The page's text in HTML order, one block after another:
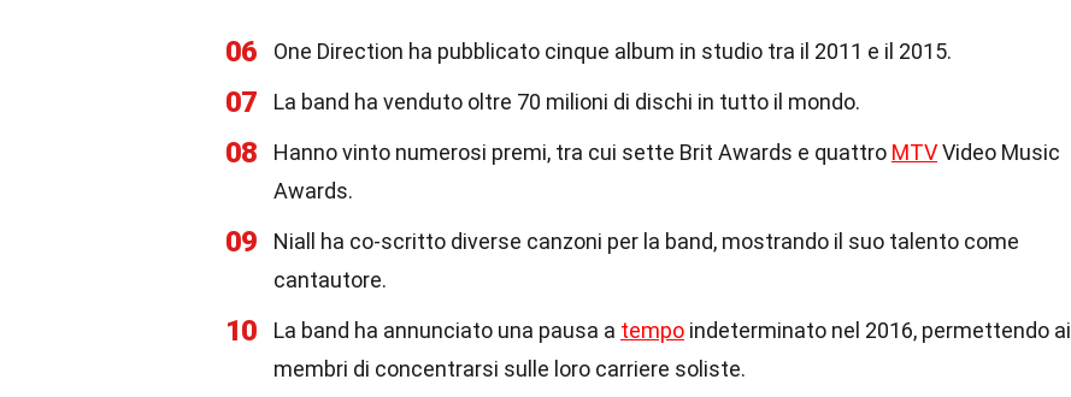
06 One Direction ha pubblicato cinque album in studio tra il 2011 e il 2015.
07 La band ha venduto oltre 70 milioni di dischi in tutto il mondo.
08 Hanno vinto numerosi premi, tra cui sette Brit Awards e quattro MTVVideo Music
Awards.
09
Niall ha co-scritto diverse canzoni per la band, mostrando il suo talento come
cantautore.
10 La band ha annunciato una pausa a tempo indeterminato nel 2016, permettendo ai
membri di concentrarsi sulle loro carriere soliste.